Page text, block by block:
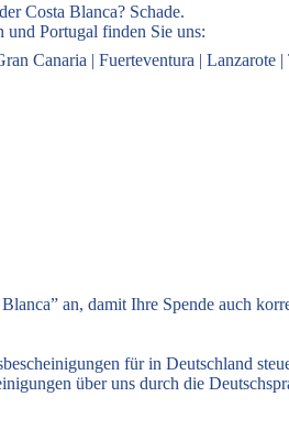
Costa Blanca? Schade.
und Portugal finden Sie uns:
Canaria | Fuerteventura | Lanzarote |
an, damit Ihre Spende auch
für in Deutschland
über uns durch die